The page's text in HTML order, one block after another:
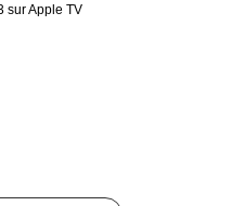
sur Apple TV